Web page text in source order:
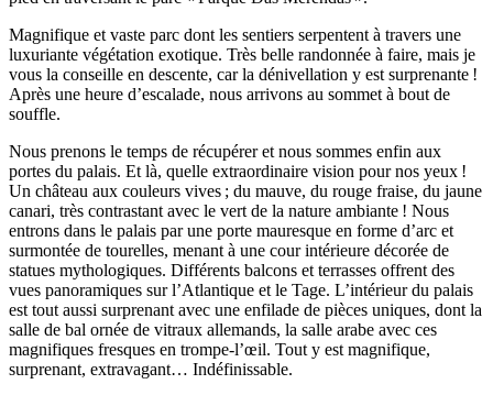
Magnifique et vaste parc dont les sentiers serpentent à travers une
luxuriante végétation exotique. Très belle randonnée à faire, mais je
vous la conseille en descente, car la dénivellation y est surprenante !
Après une heure d’escalade, nous arrivons au sommet à bout de
souffle.
Nous prenons le temps de récupérer et nous sommes enfin aux
portes du palais. Et là, quelle extraordinaire vision pour nos yeux !
Un château aux couleurs vives ; du mauve, du rouge fraise, du jaune
canari, très contrastant avec le vert de la nature ambiante ! Nous
entrons dans le palais par une porte mauresque en forme d’arc et
surmontée de tourelles, menant à une cour intérieure décorée de
statues mythologiques. Différents balcons et terrasses offrent des
vues panoramiques sur l’Atlantique et le Tage. L’intérieur du palais
est tout aussi surprenant avec une enfilade de pièces uniques, dont la
salle de bal ornée de vitraux allemands, la salle arabe avec ces
magnifiques fresques en trompe-l’œil. Tout y est magnifique,
surprenant, extravagant… Indéfinissable.